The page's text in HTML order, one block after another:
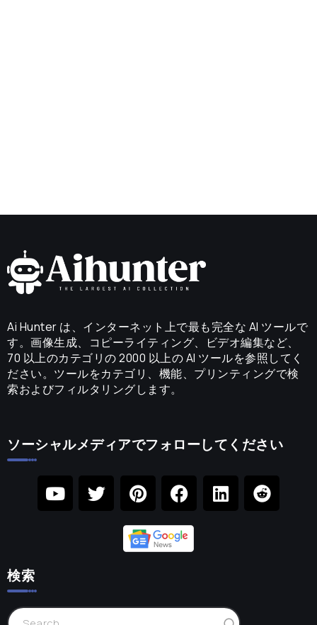
Ai Hunter は、インターネット上で最も完全な AI ツールで
す。画像生成、コピーライティング、ビデオ編集など、
70 以上のカテゴリの 2000 以上の AI ツールを参照してく
ださい。ツールをカテゴリ、機能、プリンティングで検
索およびフィルタリングします。
ソーシャルメディアでフォローしてください
検索